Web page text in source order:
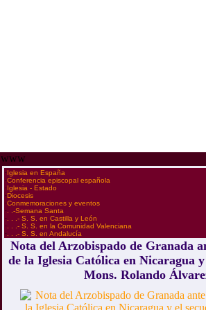
www
·Iglesia en España
·Conferencia episcopal española
·Iglesia - Estado
·Diocesis
·Conmemoraciones y eventos
· . .-Semana Santa
· . . .- S. S. en Castilla y León
· . . .- S. S. en la Comunidad Valenciana
· . . .- S. S. en Andalucía
Nota del Arzobispado de Granada
de la Iglesia Católica en Nicaragua
Mons. Rolando